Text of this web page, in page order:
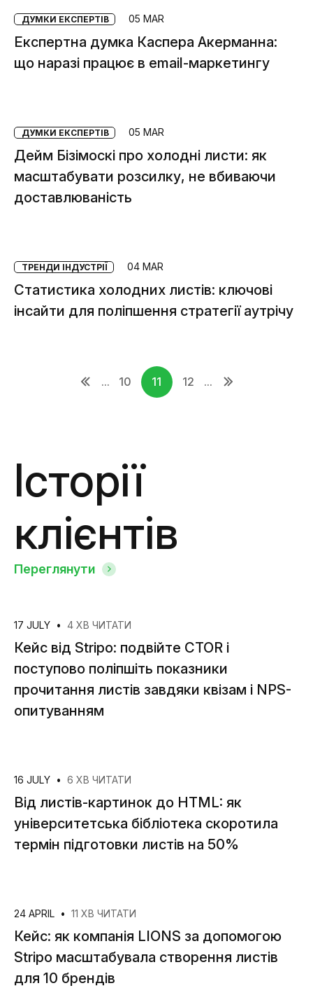
ДУМКИ ЕКСПЕРТІВ 05 MAR
Експертна думка Каспера Акерманна:
що наразі працює в email-маркетингу
ДУМКИ ЕКСПЕРТІВ 05 MAR
Дейм Бізімоскі про холодні листи: як
масштабувати розсилку, не вбиваючи
доставлюваність
ТРЕНДИ ІНДУСТРІЇ 04 MAR
Статистика холодних листів: ключові
інсайти для поліпшення стратегії аутрічу
... 10 11 12 ...
Історії
клієнтів
Переглянути
17 JULY • 4 ХВ ЧИТАТИ
Кейс від Stripo: подвійте CTOR і
поступово поліпшіть показники
прочитання листів завдяки квізам і NPS-
опитуванням
16 JULY • 6 ХВ ЧИТАТИ
Від листів-картинок до HTML: як
університетська бібліотека скоротила
термін підготовки листів на 50%
24 APRIL • 11 ХВ ЧИТАТИ
Кейс: як компанія LIONS за допомогою
Stripo масштабувала створення листів
для 10 брендів